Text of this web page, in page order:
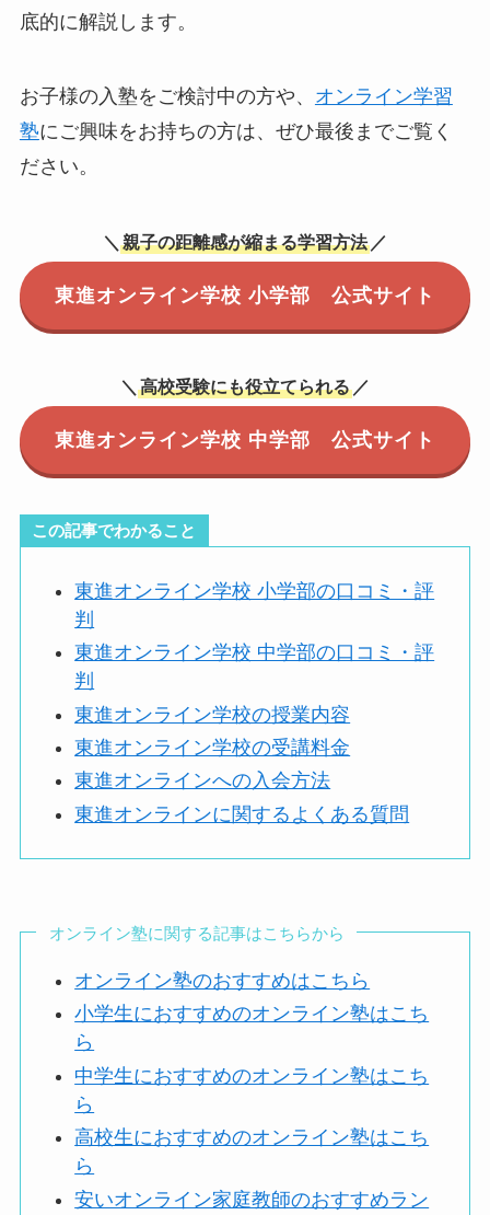
底的に解説します。
お子様の入塾をご検討中の方や、 オンライン学習
塾にご興味をお持ちの方は、ぜひ最後までご覧く
ださい。
＼ 親子の距離感が縮まる学習方法 ／
東進オンライン学校 小学部 公式サイト
＼ 高校受験にも役立てられる ／
東進オンライン学校 中学部 公式サイト
この記事でわかること
東進オンライン学校 小学部の口コミ・評
判
東進オンライン学校 中学部の口コミ・評
判
東進オンライン学校の授業内容
東進オンライン学校の受講料金
東進オンラインへの入会方法
東進オンラインに関するよくある質問
オンライン塾に関する記事はこちらから
オンライン塾のおすすめはこちら
小学生におすすめのオンライン塾はこち
ら
中学生におすすめのオンライン塾はこち
ら
高校生におすすめのオンライン塾はこち
ら
安いオンライン家庭教師のおすすめラン